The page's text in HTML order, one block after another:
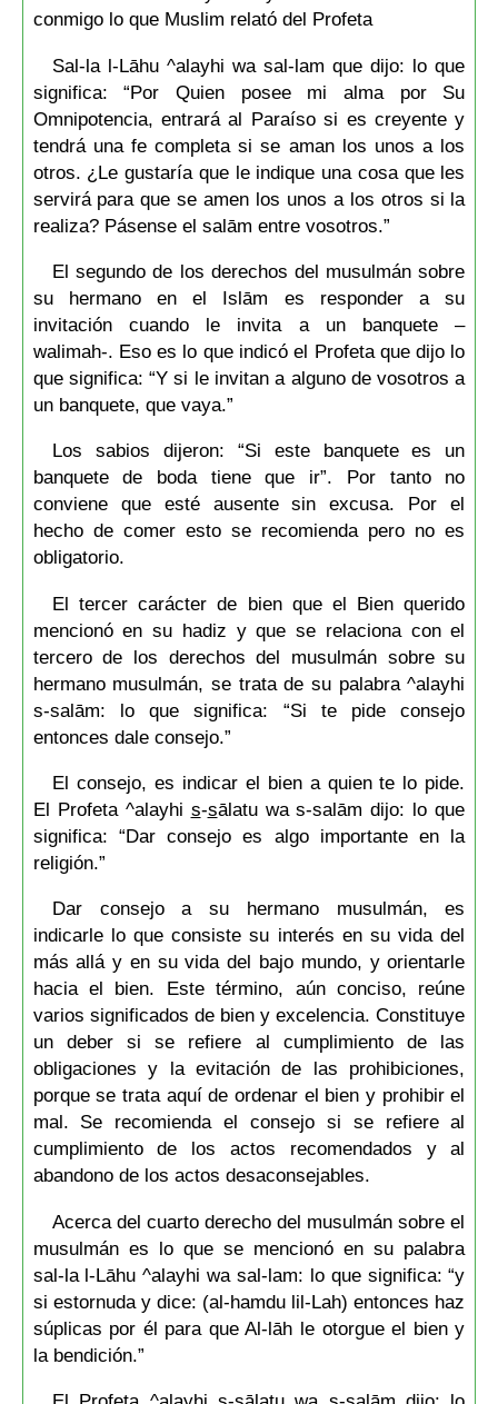
conmigo lo que Muslim relató del Profeta
Sal-la l-Lāhu ^alayhi wa sal-lam que dijo: lo que
significa: “Por Quien posee mi alma por Su
Omnipotencia, entrará al Paraíso si es creyente y
tendrá una fe completa si se aman los unos a los
otros. ¿Le gustaría que le indique una cosa que les
servirá para que se amen los unos a los otros si la
realiza? Pásense el salām entre vosotros.”
El segundo de los derechos del musulmán sobre
su hermano en el Islām es responder a su
invitación cuando le invita a un banquete –
walimah-. Eso es lo que indicó el Profeta que dijo lo
que significa: “Y si le invitan a alguno de vosotros a
un banquete, que vaya.”
Los sabios dijeron: “Si este banquete es un
banquete de boda tiene que ir”. Por tanto no
conviene que esté ausente sin excusa. Por el
hecho de comer esto se recomienda pero no es
obligatorio.
El tercer carácter de bien que el Bien querido
mencionó en su hadiz y que se relaciona con el
tercero de los derechos del musulmán sobre su
hermano musulmán, se trata de su palabra ^alayhi
s-salām: lo que significa: “Si te pide consejo
entonces dale consejo.”
El consejo, es indicar el bien a quien te lo pide.
El Profeta ^alayhi s-sālatu wa s-salām dijo: lo que
significa: “Dar consejo es algo importante en la
religión.”
Dar consejo a su hermano musulmán, es
indicarle lo que consiste su interés en su vida del
más allá y en su vida del bajo mundo, y orientarle
hacia el bien. Este término, aún conciso, reúne
varios significados de bien y excelencia. Constituye
un deber si se refiere al cumplimiento de las
obligaciones y la evitación de las prohibiciones,
porque se trata aquí de ordenar el bien y prohibir el
mal. Se recomienda el consejo si se refiere al
cumplimiento de los actos recomendados y al
abandono de los actos desaconsejables.
Acerca del cuarto derecho del musulmán sobre el
musulmán es lo que se mencionó en su palabra
sal-la l-Lāhu ^alayhi wa sal-lam: lo que significa: “y
si estornuda y dice: (al-hamdu lil-Lah) entonces haz
súplicas por él para que Al-lāh le otorgue el bien y
la bendición.”